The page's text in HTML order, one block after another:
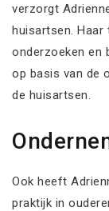
verzorgt
huisartsen.
onderzoeken en
op basis van de
de huisartsen.
Ook heeft
praktijk in